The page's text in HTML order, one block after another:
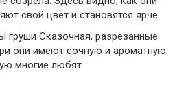
свой цвет и становятся ярче.
груши Сказочная, разрезанные
они имеют сочную и ароматную
многие любят.